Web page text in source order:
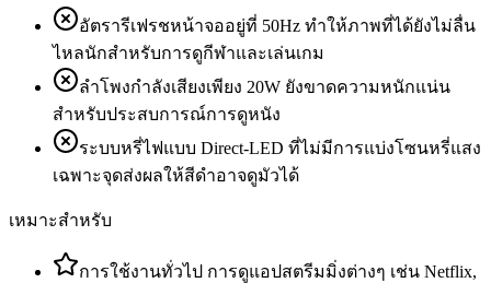
อัตรารีเฟรชหน้าจออยู่ที่ 50Hz ทำให้ภาพที่ได้ยังไม่ลื่น
ไหลนักสำหรับการดูกีฬาและเล่นเกม
ลำโพงกำลังเสียงเพียง 20W ยังขาดความหนักแน่น
สำหรับประสบการณ์การดูหนัง
ระบบหรี่ไฟแบบ Direct-LED ที่ไม่มีการแบ่งโซนหรี่แสง
เฉพาะจุดส่งผลให้สีดำอาจดูมัวได้
เหมาะสำหรับ
การใช้งานทั่วไป การดูแอปสตรีมมิ่งต่างๆ เช่น Netflix,